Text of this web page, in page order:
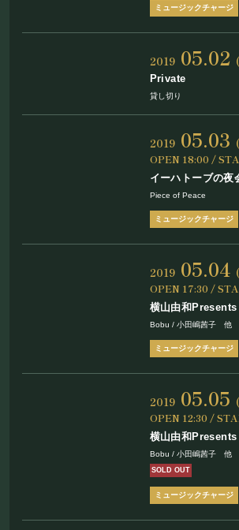
FOOD&DRINK
PRIVATE
貸切パーティー・ホールレンタル
ライブ出演について
採用情報
キャンセルポリシー
お問い合わせ
©Mahoroza. All Rights Reserved.
2019 05.02
Private
貸し切り
2019 05.03
OPEN 18:00 /
イーハトーブの
Piece of Peace
2019 05.04
OPEN 17:30 /
横山由和Presents
Bobu / 小田嶋茜子 他
2019 05.05
OPEN 12:30 /
横山由和Presents
Bobu / 小田嶋茜子 他
SOLD OUT